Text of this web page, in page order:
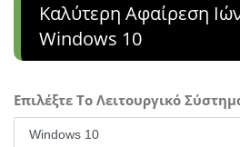
Καλύτερη Αφαίρεση
Windows 10
Επιλέξτε Το Λειτουργικό